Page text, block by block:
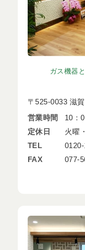
ガス機器
〒525-0033 滋
営業時間
10：
定休日
火曜
TEL
FAX
077-